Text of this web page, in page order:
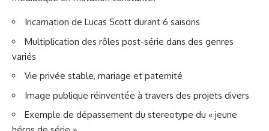
Incarnation de Lucas Scott durant 6 saisons
Multiplication des rôles post-série dans des genres
variés
Vie privée stable, mariage et paternité
Image publique réinventée à travers des projets divers
Exemple de dépassement du stereotype du « jeune